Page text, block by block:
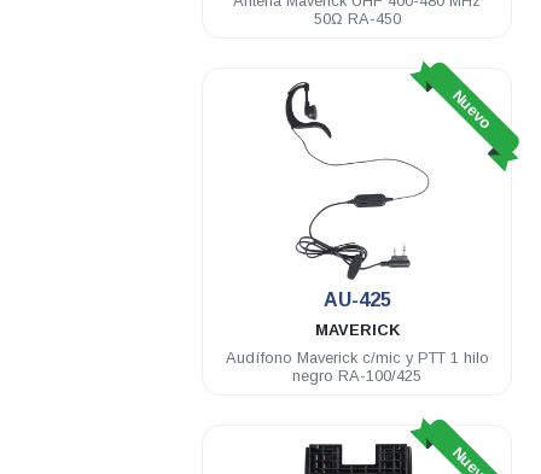
50Ω RA-450
Nuevo
AU-425
MAVERICK
Audífono Maverick c/mic y PTT 1 hilo
negro RA-100/425